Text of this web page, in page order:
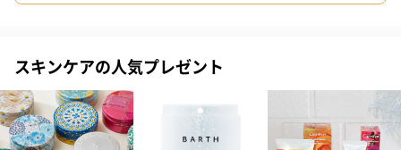
ードを同梱します。
メッセージカードや封筒のデザインは一部変更する場合がありま
す。
スキンケアの人気プレゼント